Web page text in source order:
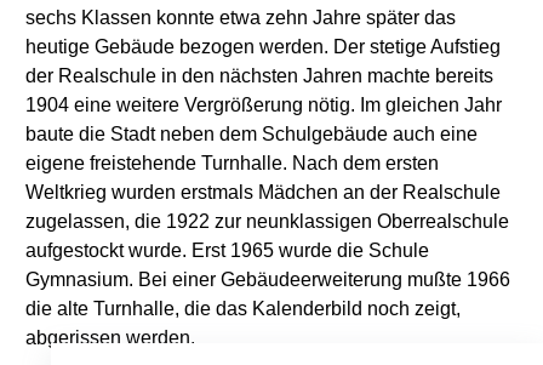
sechs Klassen konnte etwa zehn Jahre später das
heutige Gebäude bezogen werden. Der stetige Aufstieg
der Realschule in den nächsten Jahren machte bereits
1904 eine weitere Vergrößerung nötig. Im gleichen Jahr
baute die Stadt neben dem Schulgebäude auch eine
eigene freistehende Turnhalle. Nach dem ersten
Weltkrieg wurden erstmals Mädchen an der Realschule
zugelassen, die 1922 zur neunklassigen Oberrealschule
aufgestockt wurde. Erst 1965 wurde die Schule
Gymnasium. Bei einer Gebäudeerweiterung mußte 1966
die alte Turnhalle, die das Kalenderbild noch zeigt,
abgerissen werden.